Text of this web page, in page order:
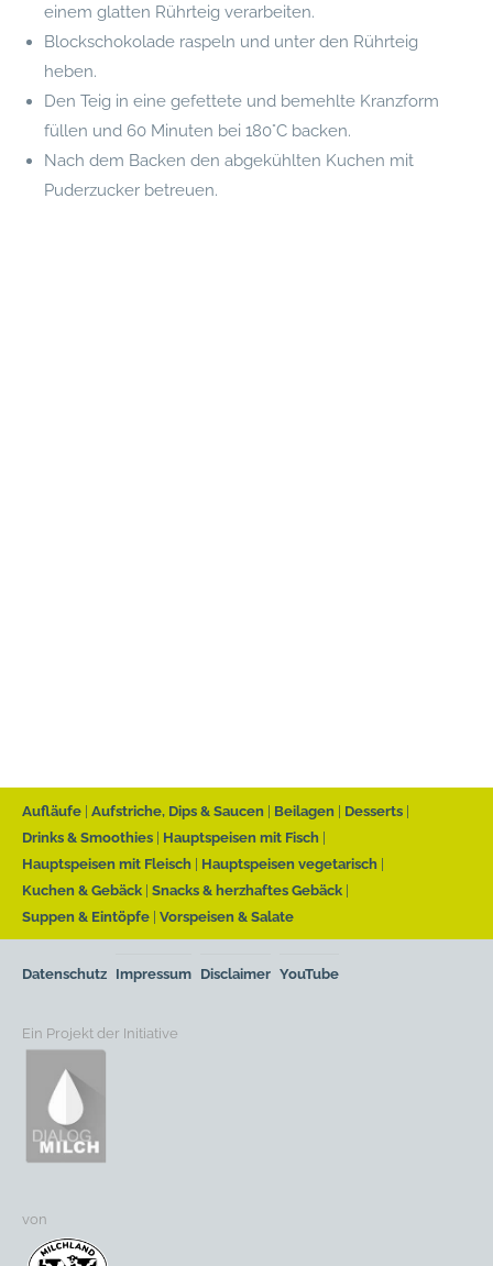
einem glatten Rührteig verarbeiten.
Blockschokolade raspeln und unter den Rührteig
heben.
Den Teig in eine gefettete und bemehlte Kranzform
füllen und 60 Minuten bei 180°C backen.
Nach dem Backen den abgekühlten Kuchen mit
Puderzucker betreuen.
Aufläufe Aufstriche, Dips & Saucen Beilagen
Desserts
Drinks & Smoothies
Hauptspeisen mit Fisch
Hauptspeisen mit Fleisch
Hauptspeisen vegetarisch
Kuchen & Gebäck Snacks & herzhaftes Gebäck
Suppen & Eintöpfe Vorspeisen & Salate
Datenschutz Impressum Disclaimer YouTube
Ein Projekt der Initiative
von